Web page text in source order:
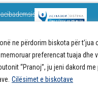
ne përdorim biskota për t’jua
preferencat tuaja dhe
“Pranoj”, ju jeni dakord me
Cilësimet e biskotave
këshilla shëndetësore
shëndetit tuaj. Ne
një ueb portal që do
përgjigjet e pyetjeve
Shkup